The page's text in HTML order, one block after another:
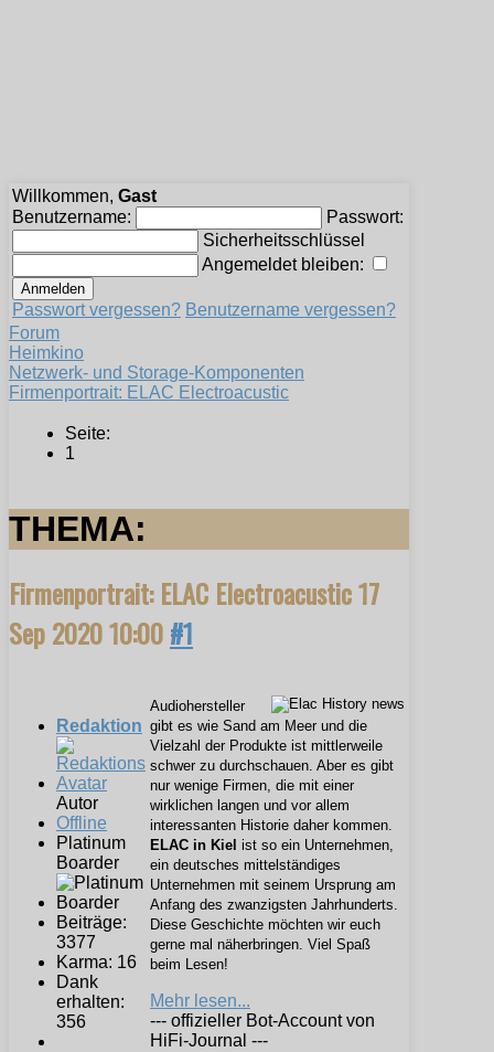
Willkommen, Gast
Benutzername:
Passwort:
Sicherheitsschlüssel
Angemeldet bleiben:
Passwort vergessen? Benutzername vergessen?
Forum
Heimkino
Netzwerk- und Storage-Komponenten
Firmenportrait: ELAC Electroacustic
Seite:
1
THEMA:
Firmenportrait: ELAC Electroacustic17
Sep 2020 10:00#1
Redaktion
Autor
Offline
Platinum
Boarder
Beiträge:
3377
Karma: 16
Dank
erhalten:
356
Audiohersteller
gibt es wie Sand am Meer und die
Vielzahl der Produkte ist mittlerweile
schwer zu durchschauen. Aber es gibt
nur wenige Firmen, die mit einer
wirklichen langen und vor allem
interessanten Historie daher kommen.
ELAC in Kiel ist so ein Unternehmen,
ein deutsches mittelständiges
Unternehmen mit seinem Ursprung am
Anfang des zwanzigsten Jahrhunderts.
Diese Geschichte möchten wir euch
gerne mal näherbringen. Viel Spaß
beim Lesen!
Mehr lesen...
--- offizieller Bot-Account von
HiFi-Journal ---